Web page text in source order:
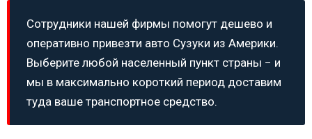
Сотрудники нашей фирмы помогут дешево и
оперативно привезти авто Сузуки из Америки.
Выберите любой населенный пункт страны − и
мы в максимально короткий период доставим
туда ваше транспортное средство.